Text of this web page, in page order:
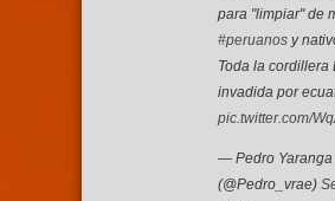
para "limpiar" de
#peruanos y
Toda la cordillera
invadida por
pic.twitter.com/
— Pedro Yaranga
(@Pedro_vrae)